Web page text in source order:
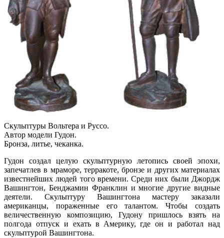
Скульптуры Вольтера и Руссо.
Автор модели Гудон.
Бронза, литье, чеканка.
Гудон создал целую скульптурную летопись своей эпохи,
запечатлев в мраморе, терракоте, бронзе и других материалах
известнейших людей того времени. Среди них были Джордж
Вашингтон, Бенджамин Франклин и многие другие видные
деятели. Скульптуру Вашингтона мастеру заказали
американцы, пораженные его талантом. Чтобы создать
величественную композицию, Гудону пришлось взять на
полгода отпуск и ехать в Америку, где он и работал над
скульптурой Вашингтона.